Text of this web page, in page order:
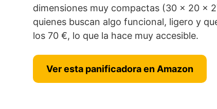
dimensiones muy compactas (30 x 20 x
quienes buscan algo funcional, ligero y
los 70 €, lo que la hace muy accesible.
Ver esta panificadora en Amazon